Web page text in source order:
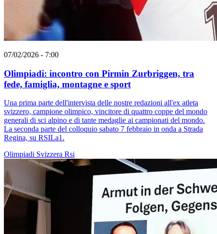
07/02/2026 - 7:00
Olimpiadi: incontro con Pirmin Zurbriggen, tra
fede, famiglia, montagne e sport
Una prima parte dell'intervista delle nostre redazioni all'ex atleta
svizzero, campione olimpico, vincitore di quattro coppe del mondo
generali di sci alpino e di tante medaglie ai campionati del mondo.
La seconda parte del colloquio sabato 7 febbraio in onda a Strada
Regina, su RSILa1.
Olimpiadi Svizzera Rsi